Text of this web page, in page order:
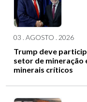
03 . AGOSTO . 2026
Trump deve
setor de mineração
minerais críticos